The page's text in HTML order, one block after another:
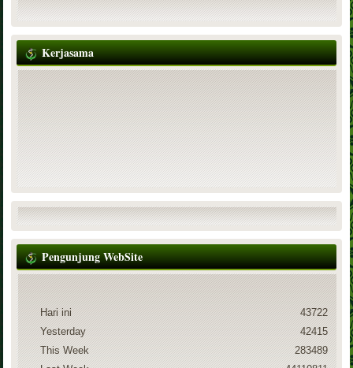
Kerjasama
Pengunjung WebSite
Hari ini
Yesterday
This Week
43722
42415
283489